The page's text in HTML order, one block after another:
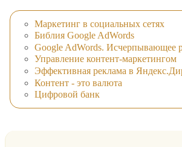
Маркетинг в социальных сетях
Библия Google AdWords
Google AdWords. Исчерпывающее
Управление контент-маркетингом
Эффективная реклама в
Контент - это валюта
Цифровой банк